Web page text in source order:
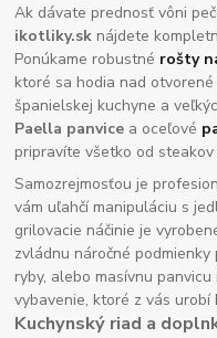
Ak dávate prednosť vôni
ikotliky.sk nájdete
Ponúkame robustné rošty
ktoré sa hodia nad
španielskej kuchyne a
Paella panvice a oceľové
pripravíte všetko od steakov
Samozrejmosťou je
vám uľahčí manipuláciu s
grilovacie náčinie je
zvládnu náročné
ryby, alebo masívnu
vybavenie, ktoré z vás
Kuchynský riad a